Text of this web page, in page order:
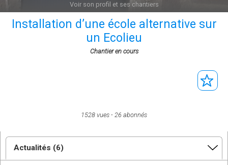
Voir son profil et ses chantiers
Installation d’une école alternative sur
un Ecolieu
Chantier en cours
1528 vues 26 abonnés
Actualités (6)